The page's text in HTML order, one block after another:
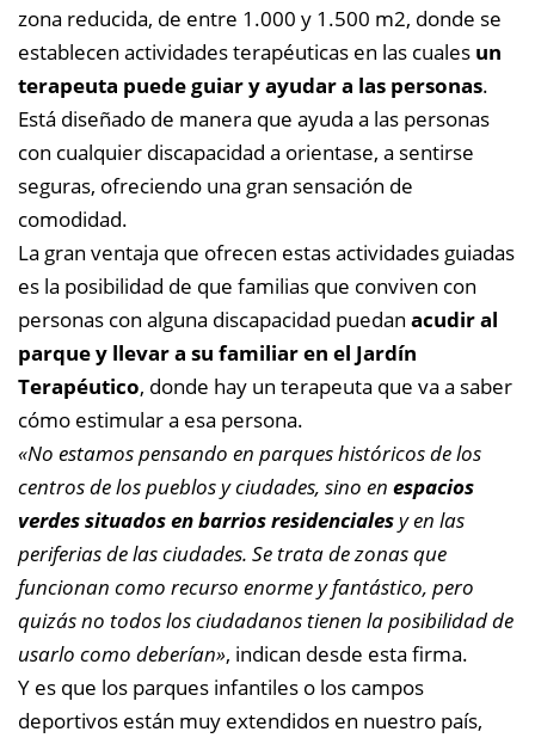
zona reducida, de entre 1.000 y 1.500 m2, donde se
establecen actividades terapéuticas en las cuales un
terapeuta puede guiar y ayudar a las personas.
Está diseñado de manera que ayuda a las personas
con cualquier discapacidad a orientase, a sentirse
seguras, ofreciendo una gran sensación de
comodidad.
La gran ventaja que ofrecen estas actividades guiadas
es la posibilidad de que familias que conviven con
personas con alguna discapacidad puedan acudir al
parque y llevar a su familiar en el Jardín
Terapéutico, donde hay un terapeuta que va a saber
cómo estimular a esa persona.
«No estamos pensando en parques históricos de los
centros de los pueblos y ciudades, sino en espacios
verdes situados en barrios residencialesy en las
periferias de las ciudades. Se trata de zonas que
funcionan como recurso enorme y fantástico, pero
quizás no todos los ciudadanos tienen la posibilidad de
usarlo como deberían», indican desde esta firma.
Y es que los parques infantiles o los campos
deportivos están muy extendidos en nuestro país,